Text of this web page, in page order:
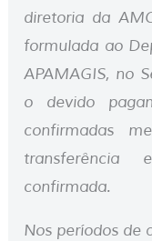
diretoria da
formulada ao
APAMAGIS, no
o devido
confirmadas
transferência
confirmada.
Nos períodos de